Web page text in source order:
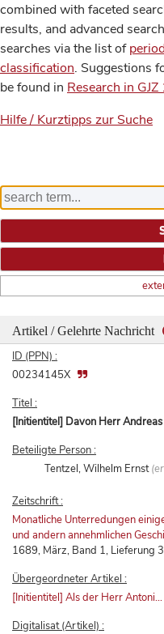
combined with faceted
results, and advanced
searches via the list of
classification. Suggestions
be found in Research in GJZ
Hilfe / Kurztipps zur Suche
Artikel / Gelehrte Nachricht
ID (PPN) :
00234145X
Titel :
[Initientitel] Davon Herr
Beteiligte Person :
Tentzel, Wilhelm Ernst
Zeitschrift :
Monatliche Unterredungen
und andern annehmlichen
1689, März, Band 1, Lieferung
Übergeordneter Artikel :
[Initientitel] Als der Herr Antoni...
Digitalisat (Artikel) :